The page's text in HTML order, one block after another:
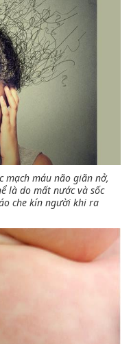
mạch máu não giãn nở,
là do mất nước và sốc
che kín người khi ra